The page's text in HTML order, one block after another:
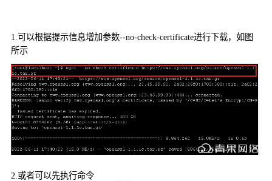
1. 可以根据提示信息增加参数--no-check-certificate进行下载，如图
所示
2. 或者可以先执行命令